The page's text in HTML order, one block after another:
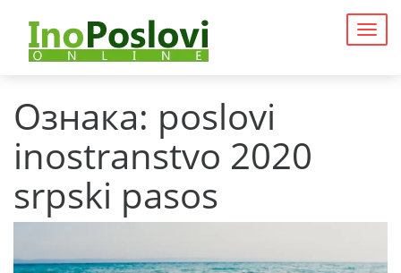
Ознака: poslovi
inostranstvo 2020
srpski pasos